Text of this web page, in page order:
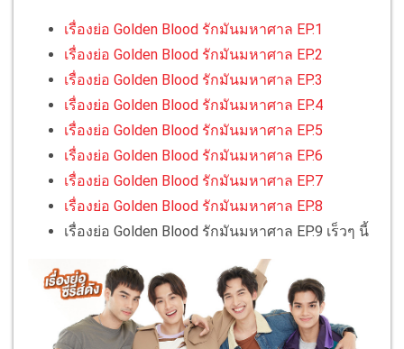
เรื่องย่อ Golden Blood รักมันมหาศาล EP.1
เรื่องย่อ Golden Blood รักมันมหาศาล EP.2
เรื่องย่อ Golden Blood รักมันมหาศาล EP.3
เรื่องย่อ Golden Blood รักมันมหาศาล EP.4
เรื่องย่อ Golden Blood รักมันมหาศาล EP.5
เรื่องย่อ Golden Blood รักมันมหาศาล EP.6
เรื่องย่อ Golden Blood รักมันมหาศาล EP.7
เรื่องย่อ Golden Blood รักมันมหาศาล EP.8
เรื่องย่อ Golden Blood รักมันมหาศาล EP.9 เร็วๆ นี้